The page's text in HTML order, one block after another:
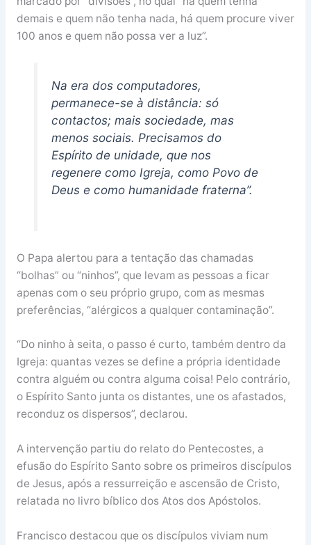
demais e quem não tenha nada, há quem procure viver
100 anos e quem não possa ver a luz”.
Na era dos computadores,
permanece-se à distância: só
contactos; mais sociedade, mas
menos sociais. Precisamos do
Espírito de unidade, que nos
regenere como Igreja, como Povo de
Deus e como humanidade fraterna”.
O Papa alertou para a tentação das chamadas
“bolhas” ou “ninhos”, que levam as pessoas a ficar
apenas com o seu próprio grupo, com as mesmas
preferências, “alérgicos a qualquer contaminação”.
“Do ninho à seita, o passo é curto, também dentro da
Igreja: quantas vezes se define a própria identidade
contra alguém ou contra alguma coisa! Pelo contrário,
o Espírito Santo junta os distantes, une os afastados,
reconduz os dispersos”, declarou.
A intervenção partiu do relato do Pentecostes, a
efusão do Espírito Santo sobre os primeiros discípulos
de Jesus, após a ressurreição e ascensão de Cristo,
relatada no livro bíblico dos Atos dos Apóstolos.
Francisco destacou que os discípulos viviam num